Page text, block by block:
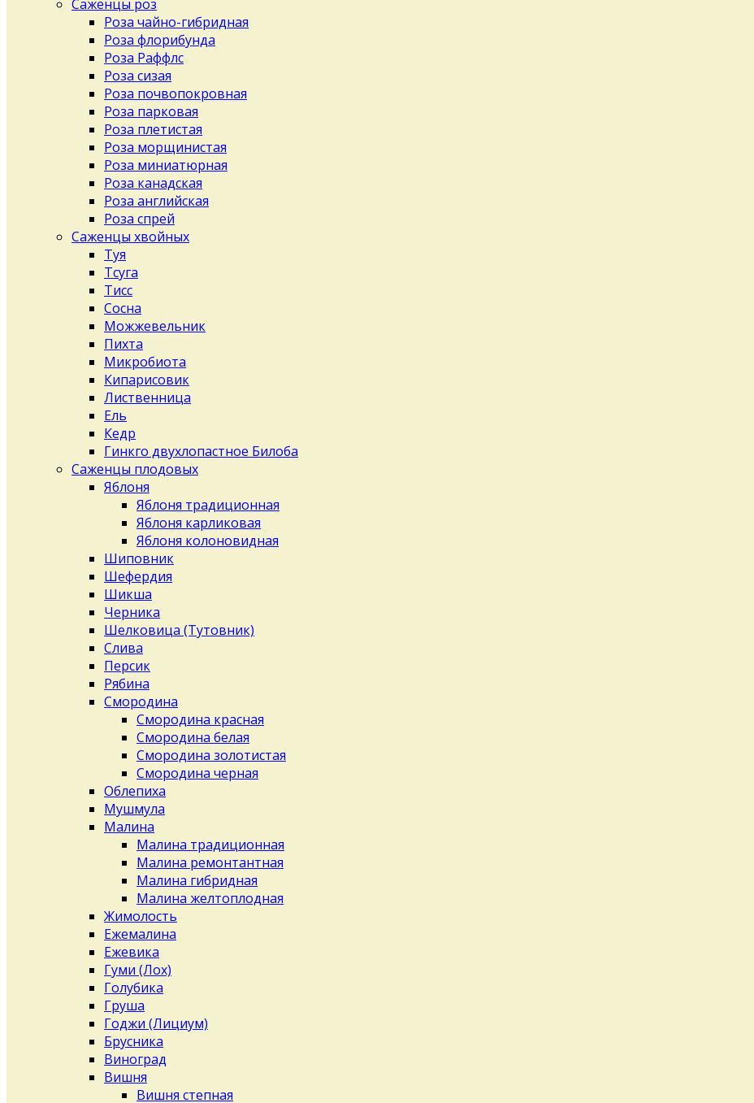
Саженцы роз
Роза чайно-гибридная
Роза флорибунда
Роза Раффлс
Роза сизая
Роза почвопокровная
Роза парковая
Роза плетистая
Роза морщинистая
Роза миниатюрная
Роза канадская
Роза английская
Роза спрей
Саженцы хвойных
Туя
Тсуга
Тисс
Сосна
Можжевельник
Пихта
Микробиота
Кипарисовик
Лиственница
Ель
Кедр
Гинкго двухлопастное Билоба
Саженцы плодовых
Яблоня
Яблоня традиционная
Яблоня карликовая
Яблоня колоновидная
Шиповник
Шефердия
Шикша
Черника
Шелковица (Тутовник)
Слива
Персик
Рябина
Смородина
Смородина красная
Смородина белая
Смородина золотистая
Смородина черная
Облепиха
Мушмула
Малина
Малина традиционная
Малина ремонтантная
Малина гибридная
Малина желтоплодная
Жимолость
Ежемалина
Ежевика
Гуми (Лох)
Голубика
Груша
Годжи (Лициум)
Брусника
Виноград
Вишня
Вишня степная